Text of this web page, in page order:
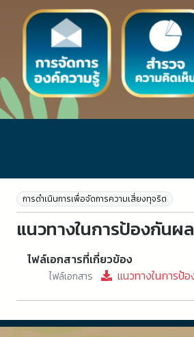
การดำเนินการเพื่อจัดการความเสี่ยงทุจริต
แนวทางในการป้องกันผ
ไฟล์เอกสารที่เกี่ยวข้อง
ไฟล์เอกสาร แนวทางในการป้